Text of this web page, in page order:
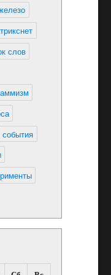
слов
события